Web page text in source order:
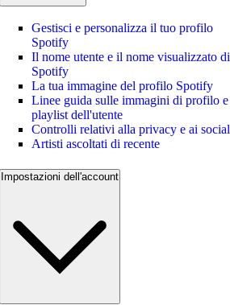
Gestisci e personalizza il tuo profilo
Spotify
Il nome utente e il nome visualizzato di
Spotify
La tua immagine del profilo Spotify
Linee guida sulle immagini di profilo e
playlist dell'utente
Controlli relativi alla privacy e ai social
Artisti ascoltati di recente
Impostazioni dell'account